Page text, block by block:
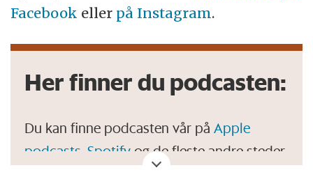
Facebook eller på Instagram.
Her finner du podcasten:
Du kan finne podcasten vår påApple
podcasts ,Spotify og de fleste andre steder